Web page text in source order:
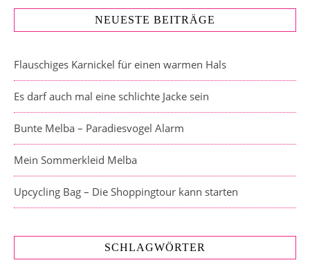
NEUESTE BEITRÄGE
Flauschiges Karnickel für einen warmen Hals
Es darf auch mal eine schlichte Jacke sein
Bunte Melba – Paradiesvogel Alarm
Mein Sommerkleid Melba
Upcycling Bag – Die Shoppingtour kann starten
SCHLAGWÖRTER